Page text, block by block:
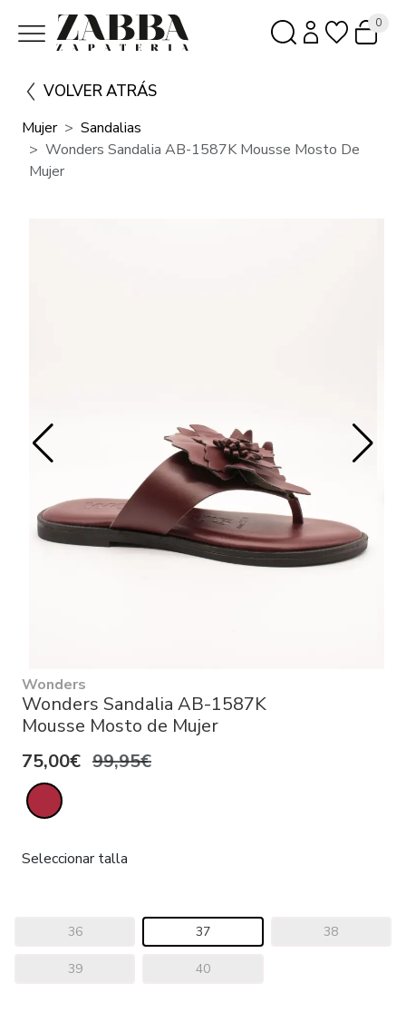
0
VOLVER ATRÁS
Mujer
Sandalias
Wonders Sandalia AB-1587K Mousse Mosto De
Mujer
Wonders
Wonders Sandalia AB-1587K
Mousse Mosto de Mujer
75,00€ 99,95€
Seleccionar talla
36 37 38
39 40